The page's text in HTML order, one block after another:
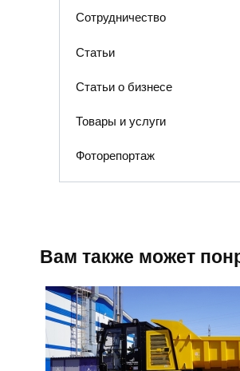
Сотрудничество
Статьи
Статьи о бизнесе
Товары и услуги
Фоторепортаж
Вам также может